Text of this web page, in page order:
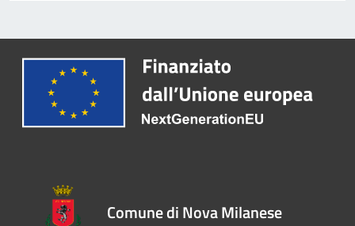
Comune di Nova Milanese